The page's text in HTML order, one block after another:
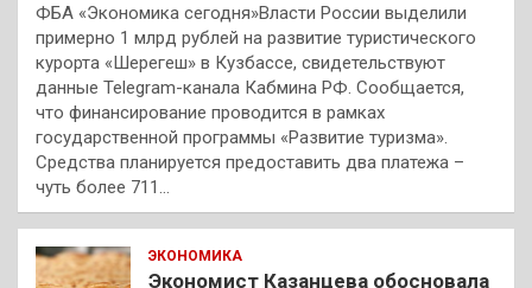
ФБА «Экономика сегодня»Власти России выделили
примерно 1 млрд рублей на развитие туристического
курорта «Шерегеш» в Кузбассе, свидетельствуют
данные Telegram-канала Кабмина РФ. Сообщается,
что финансирование проводится в рамках
государственной программы «Развитие туризма».
Средства планируется предоставить два платежа –
чуть более 711…
ЭКОНОМИКА
Экономист Казанцева обосновала